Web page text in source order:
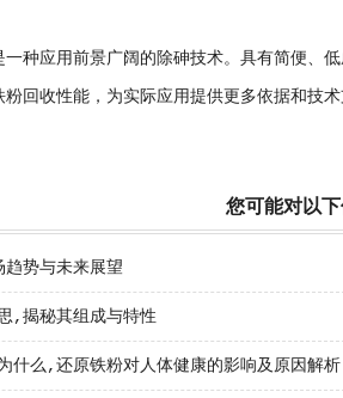
种应用前景广阔的除砷技术。具有简便、
回收性能，为实际应用提供更多依据和技术
您可能对以
势与未来展望
,揭秘其组成与特性
什么,还原铁粉对人体健康的影响及原因解析